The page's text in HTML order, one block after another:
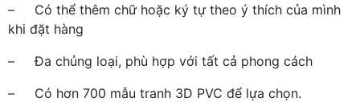
– Có thể thêm chữ hoặc ký tự theo ý thích của mình
khi đặt hàng
– Đa chủng loại, phù hợp với tất cả phong cách
– Có hơn 700 mẫu tranh 3D PVC để lựa chọn.